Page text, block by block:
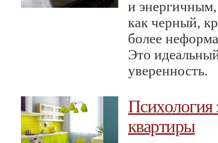
и
как черный,
более
Это
уверенность.
Психология
квартиры